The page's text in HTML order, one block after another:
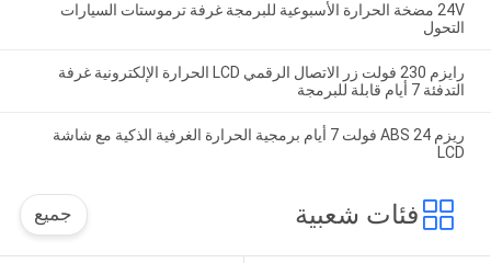
24V مضخة الحرارة الأسبوعية للبرمجة غرفة ترموستات السيارات
التحول
رايزم 230 فولت زر الاتصال الرقمي LCD الحرارة الإلكترونية غرفة
التدفئة 7 أيام قابلة للبرمجة
ريزم ABS 24 فولت 7 أيام برمجية الحرارة الغرفية الذكية مع شاشة
LCD
فئات شعبية جميع